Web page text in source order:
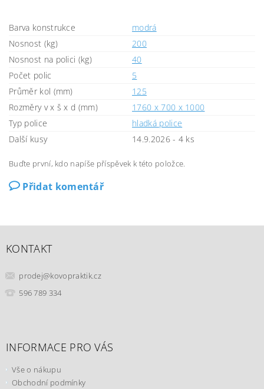
Barva konstrukce
modrá
Nosnost (kg)
200
Nosnost na polici (kg)
40
Počet polic
5
Průměr kol (mm)
125
Rozměry v x š x d (mm)
1760 x 700 x 1000
Typ police
hladká police
Další kusy
14.9.2026 - 4 ks
Buďte první, kdo napíše příspěvek k této položce.
Přidat komentář
KONTAKT
prodej@kovopraktik.cz
596 789 334
INFORMACE PRO VÁS
Vše o nákupu
Obchodní podmínky